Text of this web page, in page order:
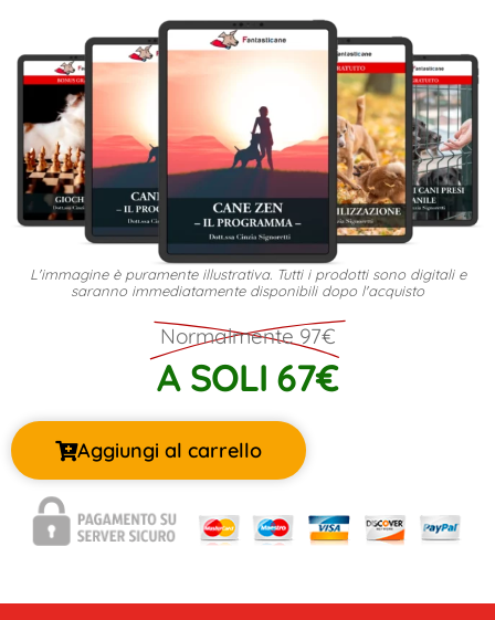
L'immagine è puramente illustrativa. Tutti i prodotti sono digitali e
saranno immediatamente disponibili dopo l'acquisto
Normalmente 97€
A SOLI 67€
Aggiungi al carrello